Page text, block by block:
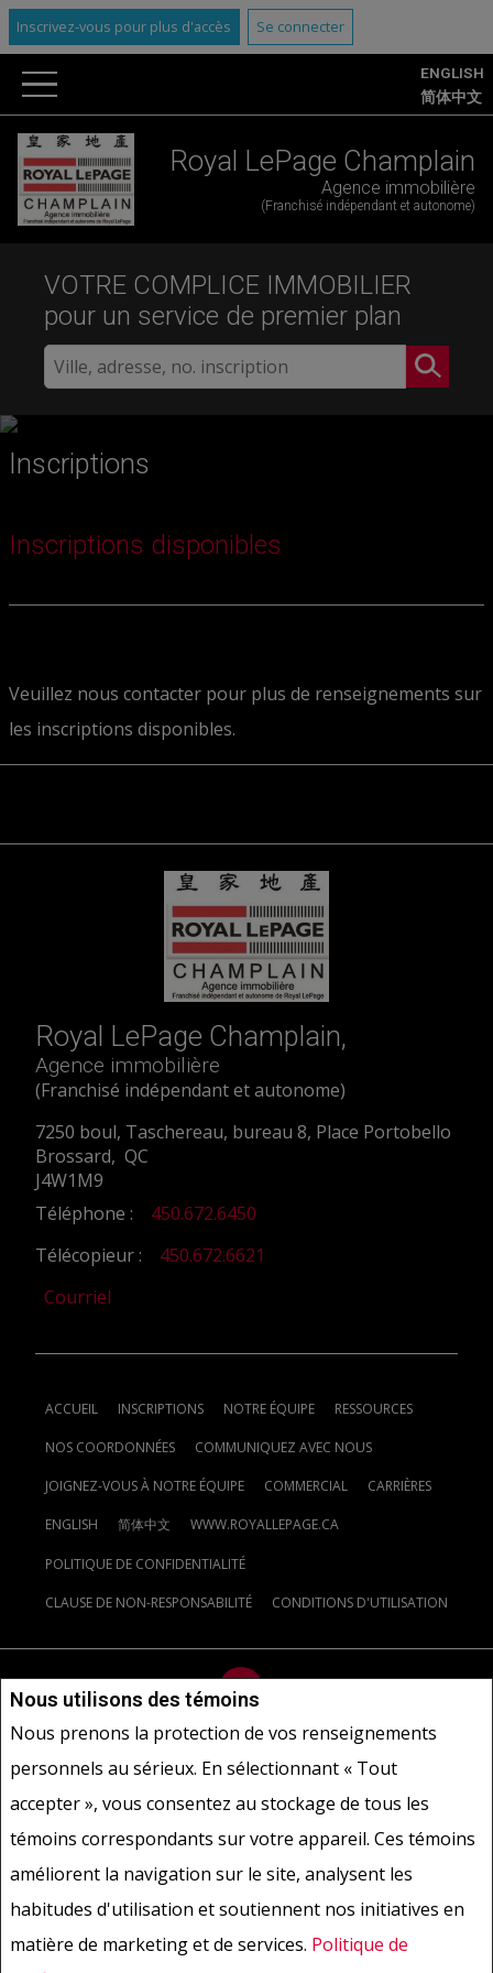
Nous utilisons des témoins
Nous prenons la protection de vos renseignements
personnels au sérieux. En sélectionnant « Tout
accepter », vous consentez au stockage de tous les
témoins correspondants sur votre appareil. Ces témoins
améliorent la navigation sur le site, analysent les
habitudes d'utilisation et soutiennent nos initiatives en
matière de marketing et de services. Politique de
Inscrivez-vous pour plus d'accès Se connecter
ENGLISH
简体中文
Royal LePage Champlain
Agence immobilière
(Franchisé indépendant et autonome)
VOTRE COMPLICE IMMOBILIER
pour un service de premier plan
Inscriptions
Inscriptions disponibles
Veuillez nous contacter pour plus de renseignements sur
les inscriptions disponibles.
Royal LePage Champlain,
Agence immobilière
(Franchisé indépendant et autonome)
7250 boul, Taschereau, bureau 8, Place Portobello
Brossard, QC
J4W1M9
Téléphone :
450.672.6450
Télécopieur :
450.672.6621
Courriel
ACCUEIL INSCRIPTIONS NOTRE ÉQUIPE RESSOURCES
NOS COORDONNÉES COMMUNIQUEZ AVEC NOUS
JOIGNEZ-VOUS À NOTRE ÉQUIPE COMMERCIAL CARRIÈRES
ENGLISH 简体中文 WWW.ROYALLEPAGE.CA
POLITIQUE DE CONFIDENTIALITÉ
CLAUSE DE NON-RESPONSABILITÉ CONDITIONS D'UTILISATION
locataires actuellement sous contrat. REALTOR®, REALTORS® et le
logo REALTOR® sont des marques déposées de REALTOR® Canada
l'Association canadienne de l'immeuble sont propriétaires. Les
marques de commerce REALTOR® servent à distinguer les services
Service inter-agences®, et leurs logos respectifs sont la propriété